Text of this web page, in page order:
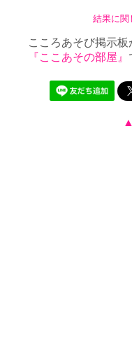
結果に関
こころあそび掲示板
『ここあその部屋』